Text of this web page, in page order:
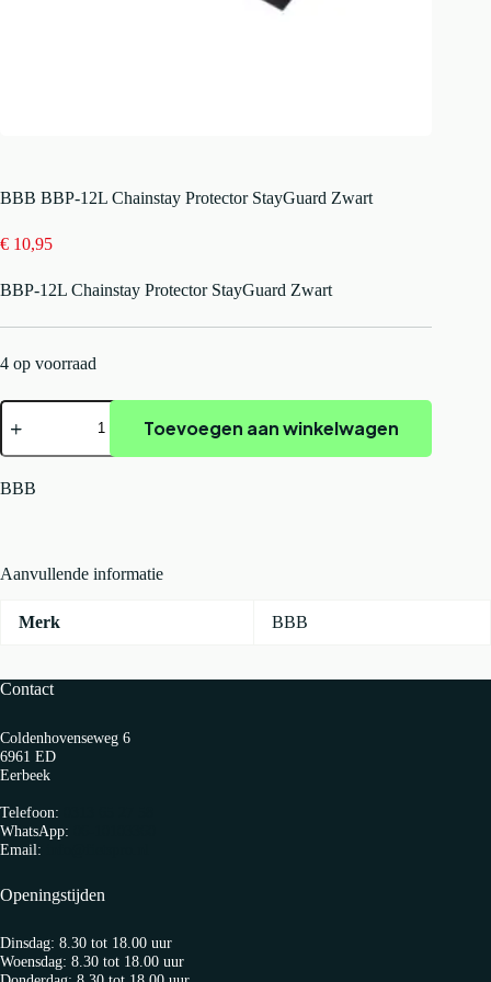
BBB BBP-12L Chainstay Protector StayGuard Zwart
€ 10,95
BBP-12L Chainstay Protector StayGuard Zwart
4 op voorraad
BBB
BBP-
Chainstay
Protector
StayGuard
Toevoegen aan winkelwagen
BBB
Aanvullende informatie
Merk BBB
Contact
Coldenhovenseweg 6
6961 ED
Eerbeek
Telefoon:
WhatsApp:
Email:
Openingstijden
Dinsdag: 8.30 tot 18.00 uur
Woensdag: 8.30 tot 18.00 uur